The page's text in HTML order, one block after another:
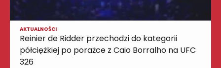
AKTUALNOŚCI
Reinier de Ridder przechodzi do kategorii
półciężkiej po porażce z Caio Borralho na UFC
326